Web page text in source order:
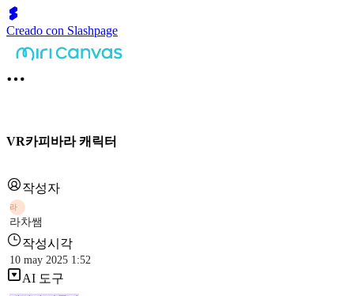
Creado con Slashpage
VR카피바라 캐릭터
작성자
라
라차쌤
작성시각
10 may 2025 1:52
AI 도구